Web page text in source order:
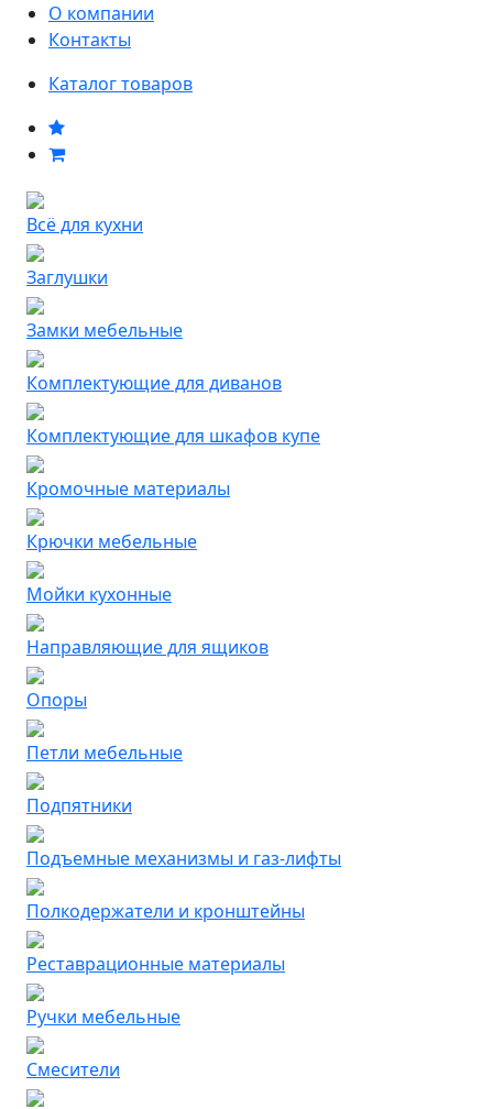
О компании
Контакты
Каталог товаров
Всё для кухни
Заглушки
Замки мебельные
Комплектующие для диванов
Комплектующие для шкафов купе
Кромочные материалы
Крючки мебельные
Мойки кухонные
Направляющие для ящиков
Опоры
Петли мебельные
Подпятники
Подъемные механизмы и газ-лифты
Полкодержатели и кронштейны
Реставрационные материалы
Ручки мебельные
Смесители